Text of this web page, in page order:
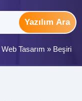
Yazılım Ara
Web Tasarım » Beşiri